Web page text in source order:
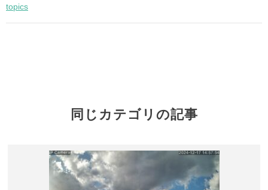
topics
同じカテゴリの記事